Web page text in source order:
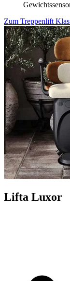
Zum Treppenlift
Lifta Luxor